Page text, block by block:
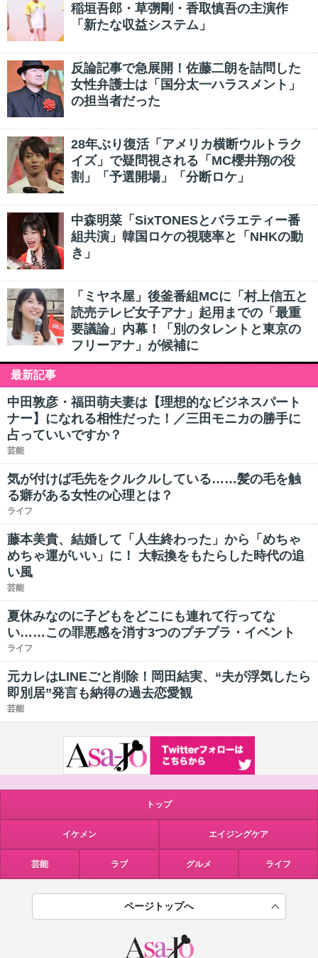
稲垣吾郎・草彅剛・香取慎吾の主演作
「新たな収益システム」
反論記事で急展開！佐藤二朗を詰問した
女性弁護士は「国分太一ハラスメント」
の担当者だった
28年ぶり復活「アメリカ横断ウルトラク
イズ」で疑問視される「MC櫻井翔の役
割」「予選開場」「分断ロケ」
中森明菜「SixTONESとバラエティー番
組共演」韓国ロケの視聴率と「NHKの動
き」
「ミヤネ屋」後釜番組MCに「村上信五と
読売テレビ女子アナ」起用までの「最重
要議論」内幕！「別のタレントと東京の
フリーアナ」が候補に
最新記事
中田敦彦・福田萌夫妻は【理想的なビジネスパート
ナー】になれる相性だった！／三田モニカの勝手に
占っていいですか？
芸能
気が付けば毛先をクルクルしている……髪の毛を触
る癖がある女性の心理とは？
ライフ
藤本美貴、結婚して「人生終わった」から「めちゃ
めちゃ運がいい」に！ 大転換をもたらした時代の追
い風
芸能
夏休みなのに子どもをどこにも連れて行ってな
い……この罪悪感を消す3つのプチプラ・イベント
ライフ
元カレはLINEごと削除！岡田結実、“夫が浮気したら
即別居”発言も納得の過去恋愛観
芸能
トップ
イケメン エイジングケア
芸能 ラブ グルメ ライフ
ページトップへ